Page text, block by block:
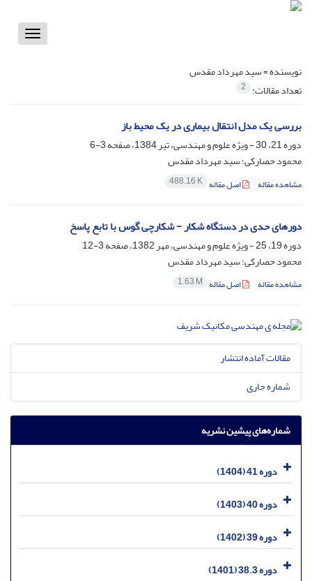
Toggle
نویسنده =سید مهرداد مقدس
تعداد مقالات: 2
بررسی یک مدل انتقال بیماری در یک محیط باز
دوره 21، 30 - ویژه علوم و مهندسی، تیر 1384، صفحه
3-6
محمود حصارکی؛ سید مهرداد مقدس
مشاهده مقاله اصل مقاله 488.16 K
دور‌های حدی در دستگاه شکار - شکارچی گوس با تابع پاسخ
دوره 19، 25 - ویژه علوم و مهندسی، مهر 1382، صفحه
3-12
محمود حصارکی؛ سید مهرداد مقدس
مشاهده مقاله اصل مقاله 1.63 M
مقالات آماده انتشار
شماره جاری
شماره‌های پیشین نشریه
دوره 41 (1404)
دوره 40 (1403)
دوره 39 (1402)
دوره 38.3 (1401)